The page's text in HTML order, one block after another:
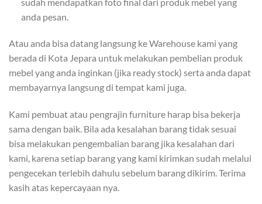
anda pesan.
Atau anda bisa datang langsung ke Warehouse kami yang
berada di Kota Jepara untuk melakukan pembelian produk
mebel yang anda inginkan (jika ready stock) serta anda dapat
membayarnya langsung di tempat kami juga.
Kami pembuat atau pengrajin furniture harap bisa bekerja
sama dengan baik. Bila ada kesalahan barang tidak sesuai
bisa melakukan pengembalian barang jika kesalahan dari
kami, karena setiap barang yang kami kirimkan sudah melalui
pengecekan terlebih dahulu sebelum barang dikirim. Terima
kasih atas kepercayaan nya.